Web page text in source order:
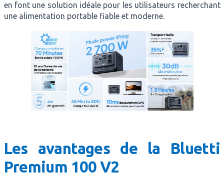
en font une solution idéale pour les utilisateurs recherchant
une alimentation portable fiable et moderne.
Les avantages de la Bluetti
Premium 100 V2